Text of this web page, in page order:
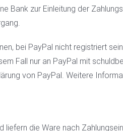
Bank zur Einleitung der
bei PayPal nicht registriert
Fall nur an PayPal mit
von PayPal. Weitere
liefern die Ware nach